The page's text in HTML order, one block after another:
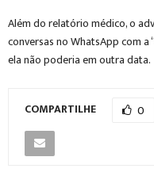
Além do relatório médico, o
conversas no WhatsApp com
ela não poderia em outra data.
COMPARTILHE 0